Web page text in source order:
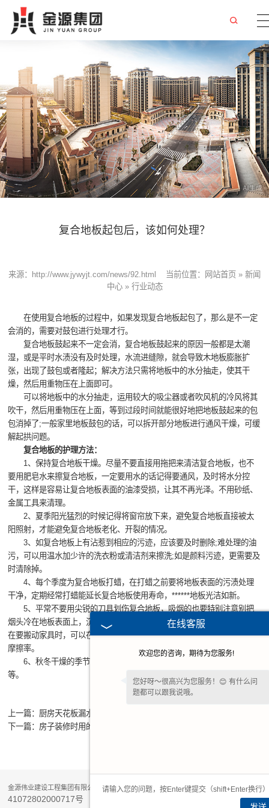
复合地板起包后，该如何处理？
来源： http://www.jywyjt.com/news/92.html 当前位置： 网站首页 » 新闻
中心» 行业动态
在使用复合地板的过程中，如果发现复合地板起包了，那么是不一定
会消的，需要对鼓包进行处理才行。
复合地板鼓起来不一定会消，复合地板鼓起来的原因一般都是太潮
湿，或是平时水渍没有及时处理，水流进缝隙，就会导致木地板膨胀扩
张，出现了鼓包或者隆起；解决方法只需将地板中的水分抽走，使其干
燥，然后用重物压在上面即可。
可以将地板中的水分抽走，运用较大的吸尘器或者吹风机的冷风将其
吹干，然后用重物压在上面，等到过段时间就能很好地把地板鼓起来的包
包消掉了;一般家里地板鼓包的话，可以拆开部分地板进行通风干燥，可缓
解起拱问题。
复合地板的护理方法：
1、保持复合地板干燥。尽量不要直接用拖把来清洁复合地板，也不
要用肥皂水来擦复合地板，一定要用水的话记得要通风，及时将水分控
干，这样是容易让复合地板表面的油漆受损，让其不再光泽。不用砂纸、
金属工具来清理。
2、夏季阳光猛烈的时候记得将窗帘放下来，避免复合地板直接被太
阳照射，才能避免复合地板老化、开裂的情况。
3、如复合地板上有沾惹到相应的污迹，应该要及时删除;难处理的油
污，可以用温水加少许的洗衣粉或清洁剂来擦洗;如是颜料污迹，更需要及
时清除掉。
4、每个季度为复合地板打蜡，在打蜡之前要将地板表面的污渍处理
干净，定期经常打蜡能延长复合地板使用寿命，******地板光洁如新。
5、平常不要用尖锐的刀具划伤复合地板，吸烟的也要特别注意别把
烟头冷在地板表面上，沉重的家具、电器不宜直接在复合地板上拖行，实
在要搬动家具时，可以在家具的“脚”上“穿”一些“鞋子”或软底防护垫，降低
摩擦率。
6、秋冬干燥的季节要及时帮助复合地板增加湿度，可以使用湿机
等。
上一篇： 厨房天花板漏水后该如何处理？
下一篇： 房子装修时用的石膏板用在哪些地方，如何挑选？
金源伟业建设工程集团有限公司© 版权所有 Copyright © 2026
豫公网安备
41072802000717号
在线客服
欢迎您的咨询，期待为您服务!
您好呀～很高兴为您服务！😊 有什么问
题都可以跟我说哦。